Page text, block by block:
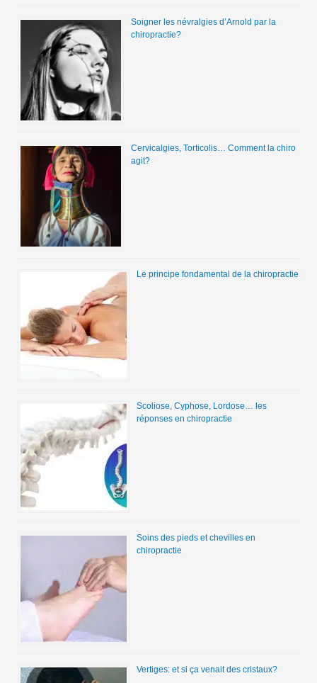
Soigner les névralgies d’Arnold par la
chiropractie?
Cervicalgies, Torticolis… Comment la chiro
agit?
Le principe fondamental de la chiropractie
Scoliose, Cyphose, Lordose… les
réponses en chiropractie
Soins des pieds et chevilles en
chiropractie
Vertiges: et si ça venait des cristaux?